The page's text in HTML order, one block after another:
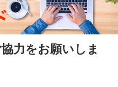
力をお願いしま